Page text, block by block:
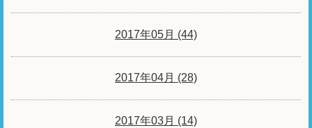
2017年05月 (44)
2017年04月 (28)
2017年03月 (14)